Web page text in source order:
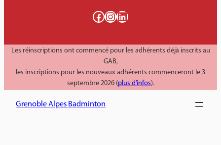
Facebook InstagramLinkedIn
Les réinscriptions ont commencé pour les adhérents déjà inscrits au
GAB,
les inscriptions pour les nouveaux adhérents commenceront le 3
septembre 2026 (plus d’infos).
Grenoble Alpes Badminton